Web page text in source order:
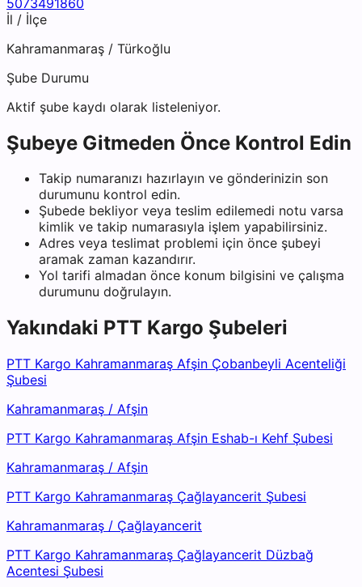
İl / İlçe
Kahramanmaraş / Türkoğlu
Şube Durumu
Aktif şube kaydı olarak listeleniyor.
Şubeye Gitmeden Önce Kontrol Edin
Takip numaranızı hazırlayın ve gönderinizin son
durumunu kontrol edin.
Şubede bekliyor veya teslim edilemedi notu varsa
kimlik ve takip numarasıyla işlem yapabilirsiniz.
Adres veya teslimat problemi için önce şubeyi
aramak zaman kazandırır.
Yol tarifi almadan önce konum bilgisini ve çalışma
durumunu doğrulayın.
Yakındaki PTT Kargo Şubeleri
PTT Kargo Kahramanmaraş Afşin Çobanbeyli Acenteliği
Şubesi
Kahramanmaraş / Afşin
PTT Kargo Kahramanmaraş Afşin Eshab-ı Kehf Şubesi
Kahramanmaraş / Afşin
PTT Kargo Kahramanmaraş Çağlayancerit Şubesi
Kahramanmaraş / Çağlayancerit
PTT Kargo Kahramanmaraş Çağlayancerit Düzbağ
Acentesi Şubesi